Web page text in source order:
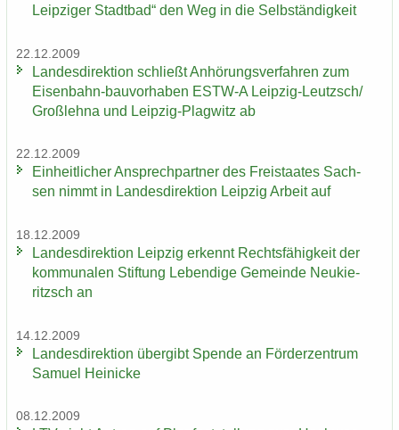
Leip­zi­ger Stadt­bad“ den Weg in die Selb­stän­dig­keit
22.12.2009
Lan­des­di­rek­ti­on schließt An­hö­rungs­ver­fah­ren zum
Eisenbahn-​bauvorhaben ESTW-​A Leipzig-​Leutzsch/
Groß­leh­na und Leipzig-​Plagwitz ab
22.12.2009
Ein­heit­li­cher An­sprech­part­ner des Frei­staa­tes Sach­
sen nimmt in Lan­des­di­rek­ti­on Leip­zig Ar­beit auf
18.12.2009
Lan­des­di­rek­ti­on Leip­zig er­kennt Rechts­fä­hig­keit der
kom­mu­na­len Stif­tung Le­ben­di­ge Ge­mein­de Neu­kie­
ritzsch an
14.12.2009
Lan­des­di­rek­ti­on über­gibt Spen­de an För­der­zen­trum
Sa­mu­el Hei­ni­cke
08.12.2009